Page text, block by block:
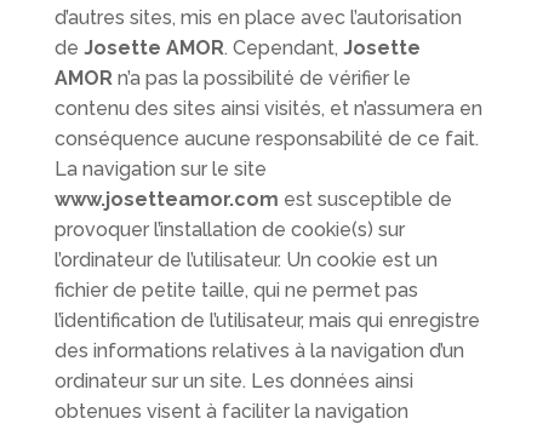
d’autres sites, mis en place avec l’autorisation
de Josette AMOR. Cependant, Josette
AMORn’a pas la possibilité de vérifier le
contenu des sites ainsi visités, et n’assumera en
conséquence aucune responsabilité de ce fait.
La navigation sur le site
www.josetteamor.com est susceptible de
provoquer l’installation de cookie(s) sur
l’ordinateur de l’utilisateur. Un cookie est un
fichier de petite taille, qui ne permet pas
l’identification de l’utilisateur, mais qui enregistre
des informations relatives à la navigation d’un
ordinateur sur un site. Les données ainsi
obtenues visent à faciliter la navigation